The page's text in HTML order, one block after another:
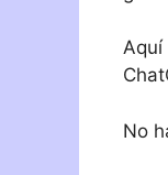
Aquí
No